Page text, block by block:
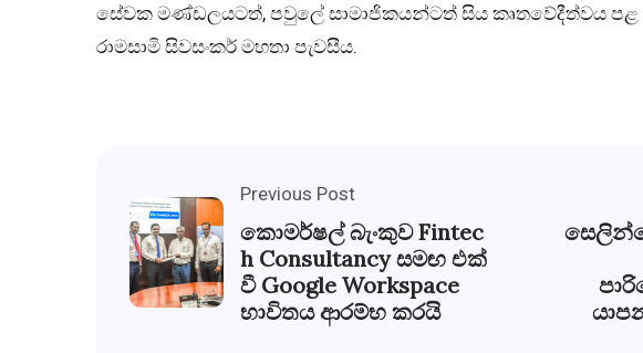
සේවක මණ්ඩලයටත්, පවුලේ සාමාජිකයන්ටත් සිය කෘතවේදීත්වය
රාමසාමි සිවසංකර් මහතා පැවසීය.
Previous Post
කොමර්ෂල් බැංකුව Fintec
h Consultancy සමඟ එක්
වී Google Workspace
භාවිතය ආරම්භ කරයි